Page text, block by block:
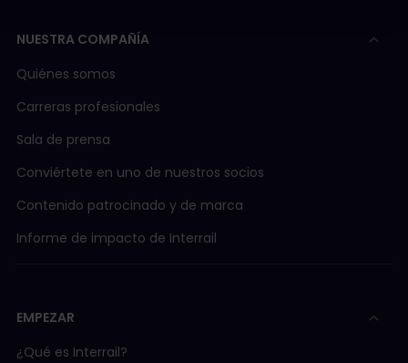
NUESTRA COMPAÑÍA
Quiénes somos
Carreras profesionales
Sala de prensa
Conviértete en uno de nuestros socios
Contenido patrocinado y de marca
Informe de impacto de Interrail
EMPEZAR
¿Qué es Interrail?